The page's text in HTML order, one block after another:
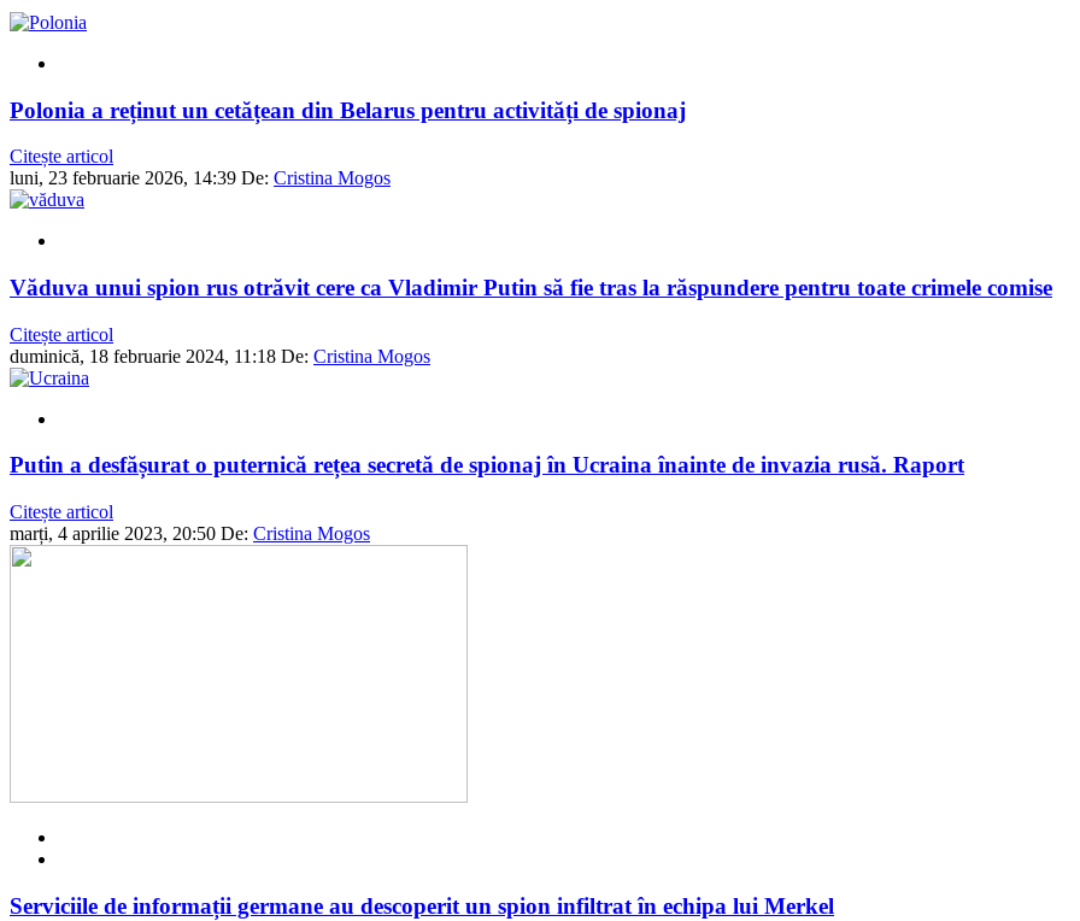
Polonia a reținut un cetățean din Belarus pentru activități de spionaj
Citește articol
luni, 23 februarie 2026, 14:39 De: Cristina Mogos
Văduva unui spion rus otrăvit cere ca Vladimir Putin să fie tras la răspundere pentru toate crimele comise
Citește articol
duminică, 18 februarie 2024, 11:18 De: Cristina Mogos
Putin a desfășurat o puternică rețea secretă de spionaj în Ucraina înainte de invazia rusă. Raport
Citește articol
marți, 4 aprilie 2023, 20:50 De: Cristina Mogos
Serviciile de informații germane au descoperit un spion infiltrat în echipa lui Merkel